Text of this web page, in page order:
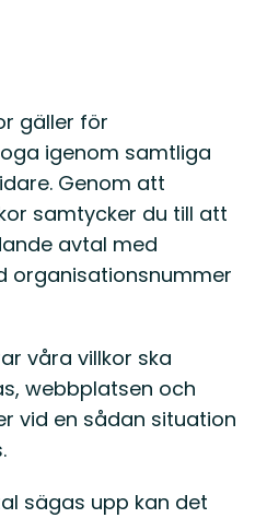
gäller för
igenom samtliga
Genom att
samtycker du till att
avtal med
organisationsnummer
våra villkor ska
webbplatsen och
vid en sådan situation
sägas upp kan det